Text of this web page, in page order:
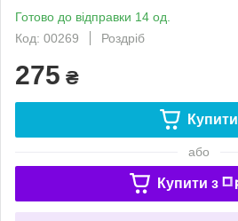
Готово до відправки 14 од.
Код: 00269
Роздріб
275 ₴
Купити
або
Купити з